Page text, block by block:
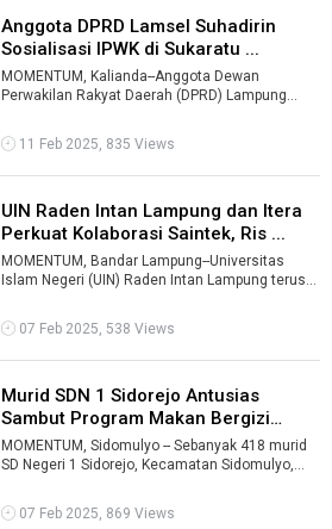
Anggota DPRD Lamsel Suhadirin
Sosialisasi IPWK di Sukaratu ...
MOMENTUM, Kalianda--Anggota Dewan
Perwakilan Rakyat Daerah (DPRD) Lampung
11 Feb 2025, 835 Views
UIN Raden Intan Lampung dan Itera
Perkuat Kolaborasi Saintek, Ris ...
MOMENTUM, Bandar Lampung--Universitas
Islam Negeri (UIN) Raden Intan Lampung terus
07 Feb 2025, 538 Views
Murid SDN 1 Sidorejo Antusias
Sambut Program Makan Bergizi
Gratis ...
MOMENTUM, Sidomulyo -- Sebanyak 418 murid
SD Negeri 1 Sidorejo, Kecamatan Sidomulyo,
07 Feb 2025, 869 Views